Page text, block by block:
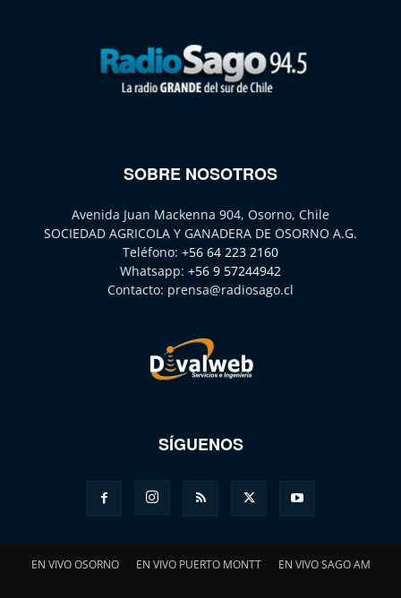
SOBRE NOSOTROS
Avenida Juan Mackenna 904, Osorno, Chile
SOCIEDAD AGRICOLA Y GANADERA DE OSORNO A.G.
Teléfono: +56 64 223 2160
Whatsapp: +56 9 57244942
Contacto: prensa@radiosago.cl
SÍGUENOS
EN VIVO OSORNO EN VIVO PUERTO MONTT EN VIVO SAGO AM